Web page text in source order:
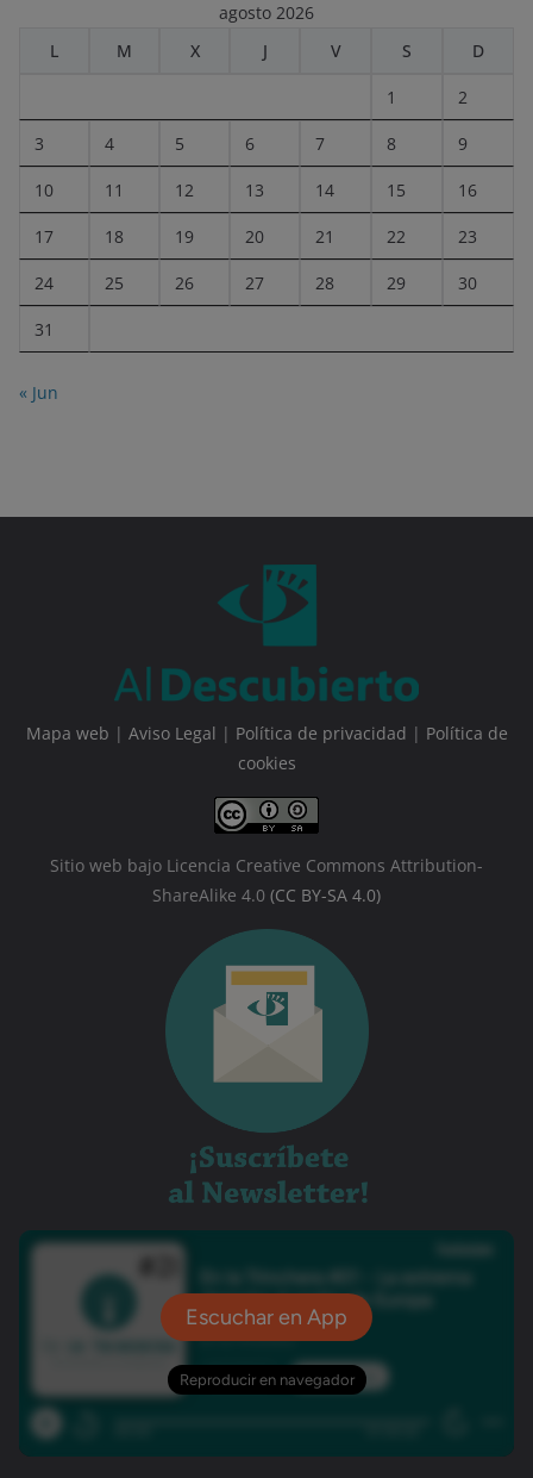
agosto 2026
L
M X J V S D
1 2
3 4 5 6 7 8 9
10 11 12 13 14 15 16
17 18 19 20 21 22 23
24 25 26 27 28 29 30
31
« Jun
Mapa web | Aviso Legal | Política de privacidad | Política de
cookies
Sitio web bajo Licencia Creative Commons Attribution-
ShareAlike 4.0 (CC BY-SA 4.0)